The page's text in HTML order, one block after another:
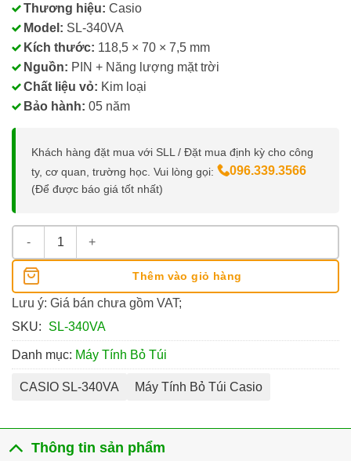
Thương hiệu: Casio
Model: SL-340VA
Kích thước: 118,5 × 70 × 7,5 mm
Nguồn: PIN + Năng lượng mặt trời
Chất liệu vỏ: Kim loại
Bảo hành: 05 năm
Khách hàng đặt mua với SLL / Đặt mua định kỳ cho công
ty, cơ quan, trường học. Vui lòng gọi:
096.339.3566
(Để được báo giá tốt nhất)
Máy Tính Casio SL-340VA số lượng
Thêm vào giỏ hàng
Lưu ý: Giá bán chưa gồm VAT;
SKU:
SL-340VA
Danh mục: Máy Tính Bỏ Túi
CASIO SL-340VA Máy Tính Bỏ Túi Casio
Thông tin sản phẩm